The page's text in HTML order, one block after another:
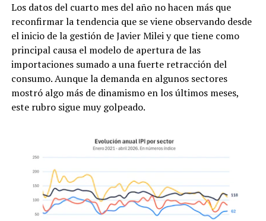
Los datos del cuarto mes del año no hacen más que
reconfirmar la tendencia que se viene observando desde
el inicio de la gestión de Javier Milei y que tiene como
principal causa el modelo de apertura de las
importaciones sumado a una fuerte retracción del
consumo. Aunque la demanda en algunos sectores
mostró algo más de dinamismo en los últimos meses,
este rubro sigue muy golpeado.